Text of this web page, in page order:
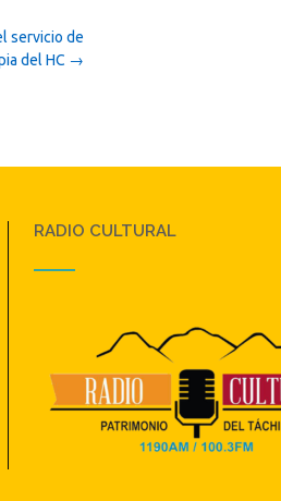
servicio de
del HC →
RADIO CULTURAL